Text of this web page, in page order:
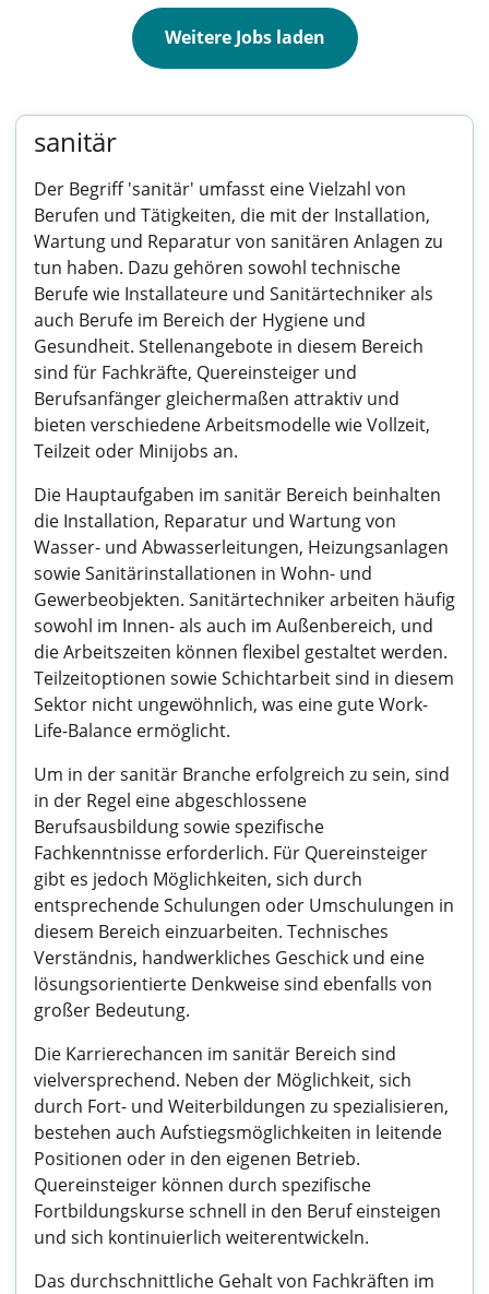
Weitere Jobs laden
sanitär
Der Begriff 'sanitär' umfasst eine Vielzahl von
Berufen und Tätigkeiten, die mit der Installation,
Wartung und Reparatur von sanitären Anlagen zu
tun haben. Dazu gehören sowohl technische
Berufe wie Installateure und Sanitärtechniker als
auch Berufe im Bereich der Hygiene und
Gesundheit. Stellenangebote in diesem Bereich
sind für Fachkräfte, Quereinsteiger und
Berufsanfänger gleichermaßen attraktiv und
bieten verschiedene Arbeitsmodelle wie Vollzeit,
Teilzeit oder Minijobs an.
Die Hauptaufgaben im sanitär Bereich beinhalten
die Installation, Reparatur und Wartung von
Wasser- und Abwasserleitungen, Heizungsanlagen
sowie Sanitärinstallationen in Wohn- und
Gewerbeobjekten. Sanitärtechniker arbeiten häufig
sowohl im Innen- als auch im Außenbereich, und
die Arbeitszeiten können flexibel gestaltet werden.
Teilzeitoptionen sowie Schichtarbeit sind in diesem
Sektor nicht ungewöhnlich, was eine gute Work-
Life-Balance ermöglicht.
Um in der sanitär Branche erfolgreich zu sein, sind
in der Regel eine abgeschlossene
Berufsausbildung sowie spezifische
Fachkenntnisse erforderlich. Für Quereinsteiger
gibt es jedoch Möglichkeiten, sich durch
entsprechende Schulungen oder Umschulungen in
diesem Bereich einzuarbeiten. Technisches
Verständnis, handwerkliches Geschick und eine
lösungsorientierte Denkweise sind ebenfalls von
großer Bedeutung.
Die Karrierechancen im sanitär Bereich sind
vielversprechend. Neben der Möglichkeit, sich
durch Fort- und Weiterbildungen zu spezialisieren,
bestehen auch Aufstiegsmöglichkeiten in leitende
Positionen oder in den eigenen Betrieb.
Quereinsteiger können durch spezifische
Fortbildungskurse schnell in den Beruf einsteigen
und sich kontinuierlich weiterentwickeln.
Das durchschnittliche Gehalt von Fachkräften im